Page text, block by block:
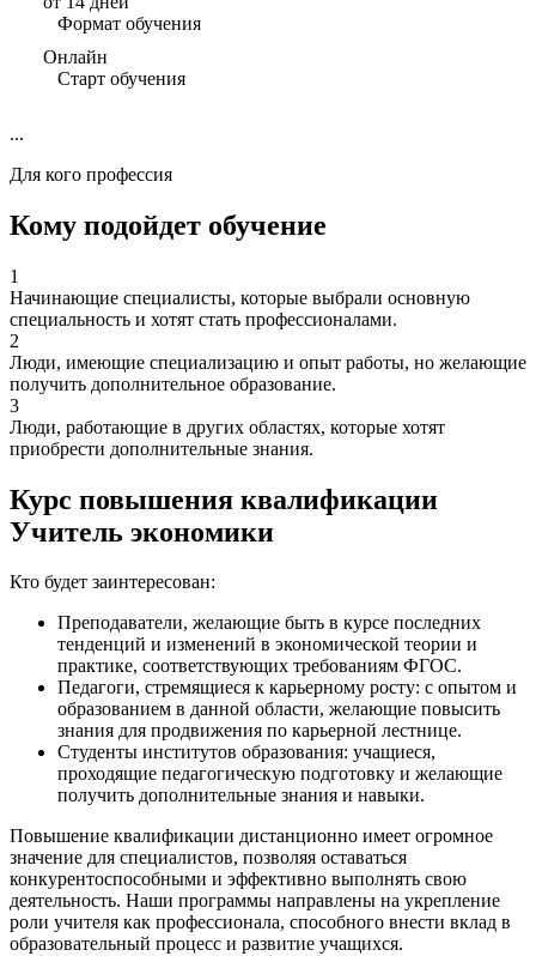
Формат обучения
Онлайн
Старт обучения
...
Для кого профессия
Кому подойдет обучение
1
Начинающие специалисты, которые выбрали основную
специальность и хотят стать профессионалами.
2
Люди, имеющие специализацию и опыт работы, но желающие
получить дополнительное образование.
3
Люди, работающие в других областях, которые хотят
приобрести дополнительные знания.
Курс повышения квалификации
Учитель экономики
Кто будет заинтересован:
Преподаватели, желающие быть в курсе последних
тенденций и изменений в экономической теории и
практике, соответствующих требованиям ФГОС.
Педагоги, стремящиеся к карьерному росту: с опытом и
образованием в данной области, желающие повысить
знания для продвижения по карьерной лестнице.
Студенты институтов образования: учащиеся,
проходящие педагогическую подготовку и желающие
получить дополнительные знания и навыки.
Повышение квалификации дистанционно имеет огромное
значение для специалистов, позволяя оставаться
конкурентоспособными и эффективно выполнять свою
деятельность. Наши программы направлены на укрепление
роли учителя как профессионала, способного внести вклад в
образовательный процесс и развитие учащихся.